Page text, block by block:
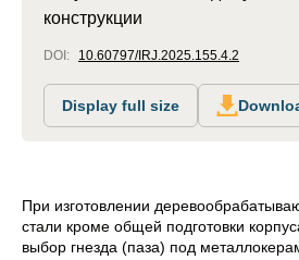
конструкции
DOI: 10.60797/IRJ.2025.155.4.2
Display full size
При изготовлении
стали кроме общей подготовки
выбор гнезда (паза) под